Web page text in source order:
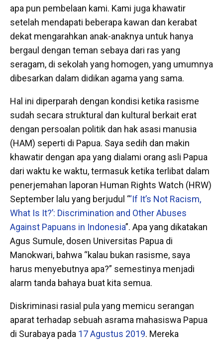
apa pun pembelaan kami. Kami juga khawatir
setelah mendapati beberapa kawan dan kerabat
dekat mengarahkan anak-anaknya untuk hanya
bergaul dengan teman sebaya dari ras yang
seragam, di sekolah yang homogen, yang umumnya
dibesarkan dalam didikan agama yang sama.
Hal ini diperparah dengan kondisi ketika rasisme
sudah secara struktural dan kultural berkait erat
dengan persoalan politik dan hak asasi manusia
(HAM) seperti di Papua. Saya sedih dan makin
khawatir dengan apa yang dialami orang asli Papua
dari waktu ke waktu, termasuk ketika terlibat dalam
penerjemahan laporan Human Rights Watch (HRW)
September lalu yang berjudul “‘If It’s Not Racism,
What Is It?’: Discrimination and Other Abuses
Against Papuans in Indonesia”. Apa yang dikatakan
Agus Sumule, dosen Universitas Papua di
Manokwari, bahwa “kalau bukan rasisme, saya
harus menyebutnya apa?” semestinya menjadi
alarm tanda bahaya buat kita semua.
Diskriminasi rasial pula yang memicu serangan
aparat terhadap sebuah asrama mahasiswa Papua
di Surabaya pada 17 Agustus 2019. Mereka